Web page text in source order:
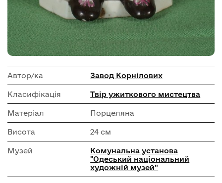
Автор/ка Завод Корнілових
Класифікація Твір ужиткового мистецтва
Матеріал Порцеляна
Висота 24 см
Музей
Комунальна установа
"Одеський національний
художній музей"